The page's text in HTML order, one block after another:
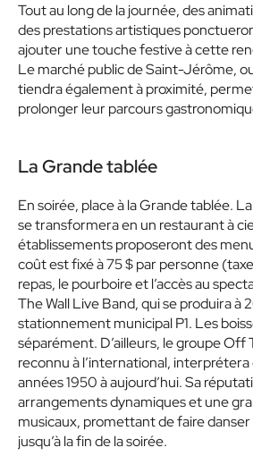
Tout au long de la journée, des
des prestations artistiques
ajouter une touche festive à cette
Le marché public de Saint-Jérôme,
tiendra également à proximité,
prolonger leur parcours
La Grande tablée
En soirée, place à la Grande tablée.
se transformera en un restaurant à
établissements proposeront des
coût est fixé à 75 $ par personne
repas, le pourboire et l’accès au
The Wall Live Band, qui se produira à
stationnement municipal P1. Les
séparément. D’ailleurs, le groupe Off
reconnu à l’international, interprétera
années 1950 à aujourd’hui. Sa
arrangements dynamiques et une
musicaux, promettant de faire
jusqu’à la fin de la soirée.